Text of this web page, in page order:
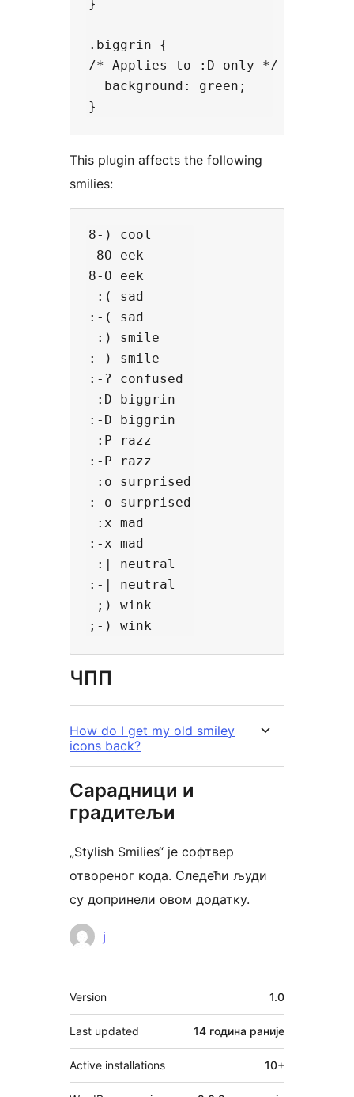
}
.biggrin {
/* Applies to :D only */
  background: green;
This plugin affects the following
smilies:
8-) cool
8O eek
8-O eek
:( sad
:-( sad
:) smile
:-) smile
:-? confused
:D biggrin
:-D biggrin
:P razz
:-P razz
:o surprised
:-o surprised
:x mad
:-x mad
:| neutral
:-| neutral
;) wink
ЧПП
How do I get my old smiley
icons back?
Сарадници и
градитељи
„Stylish Smilies“ је софтвер
отвореног кода. Следећи људи
су допринели овом додатку.
Сарадници
j
Мета
Version 1.0
Last updated 14 година раније
Active installations 10+